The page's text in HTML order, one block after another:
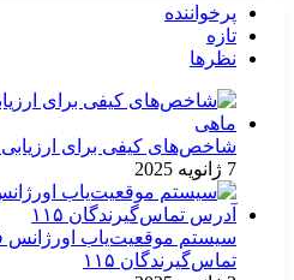
پرخواننده
تازه
نظرها
شاخص‌های کیفی برای
7 ژانویه 2025
سیستم موقعیت‌یاب
تماس‌گیرندگان ۱۱۵